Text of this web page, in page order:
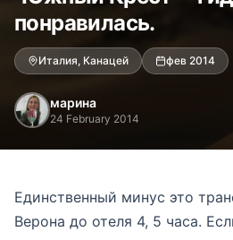
понравилась.
Италия, Канацей фев 2014
марина
24 February 2014
Единственный минус это
Верона до отеля 4, 5 часа.